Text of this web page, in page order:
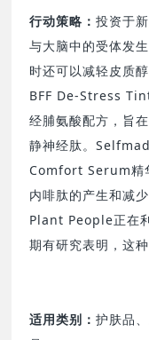
行动策略：投资于
与大脑中的受体发
时还可以减轻皮质
BFF De-Stress
经脯氨酸配方，旨
静神经肽。
Comfort Serum精
内啡肽的产生和减
Plant People正在
期有研究表明，这
适用类别：护肤品